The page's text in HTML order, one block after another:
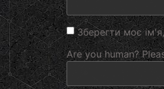
Зберегти моє
Are you human?